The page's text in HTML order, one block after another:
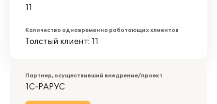
11
Количество одновременно работающих клиентов
Толстый клиент: 11
Партнер, осуществивший внедрение/проект
1С-РАРУС